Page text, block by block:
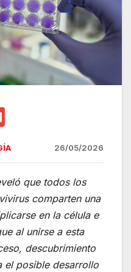
m
ail
26/05/2026
que todos los
comparten una
en la célula e
al unirse a esta
descubrimiento
el posible desarrollo